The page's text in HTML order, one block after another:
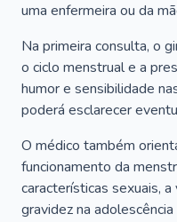
uma enfermeira ou da
Na primeira consulta, o
o ciclo menstrual e a
humor e sensibilidade
poderá esclarecer
O médico também
funcionamento da
características sexuais,
gravidez na